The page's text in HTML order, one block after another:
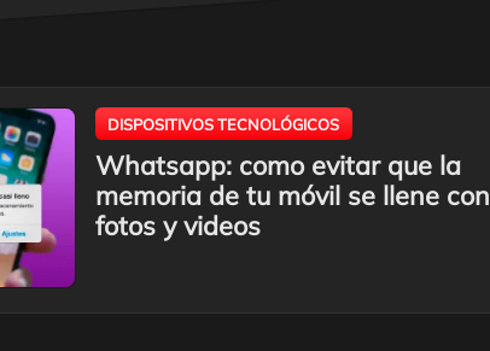
DISPOSITIVOS TECNOLÓGICOS
Whatsapp: como evitar que la
memoria de tu móvil se llene con
fotos y videos